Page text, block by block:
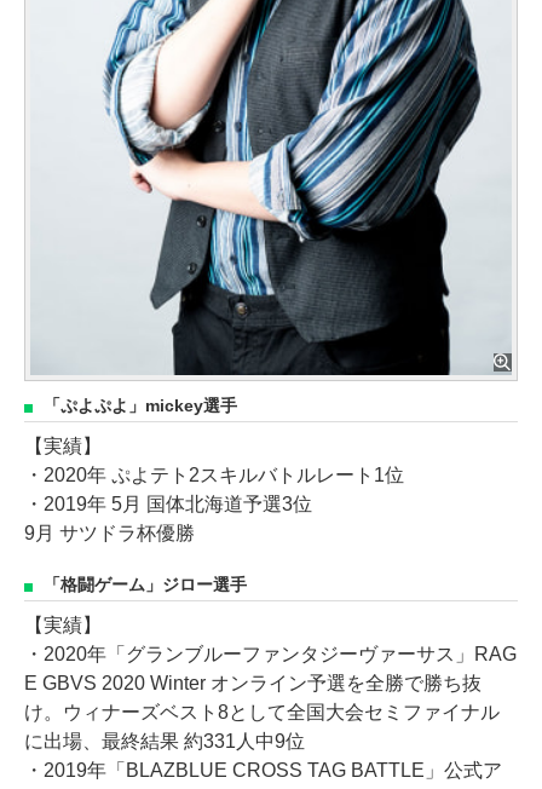
「ぷよぷよ」mickey選手
【実績】
・2020年 ぷよテト2スキルバトルレート1位
・2019年 5月 国体北海道予選3位
9月 サツドラ杯優勝
「格闘ゲーム」ジロー選手
【実績】
・2020年「グランブルーファンタジーヴァーサス」RAG
E GBVS 2020 Winter オンライン予選を全勝で勝ち抜
け。ウィナーズベスト8として全国大会セミファイナル
に出場、最終結果 約331人中9位
・2019年「BLAZBLUE CROSS TAG BATTLE」公式ア